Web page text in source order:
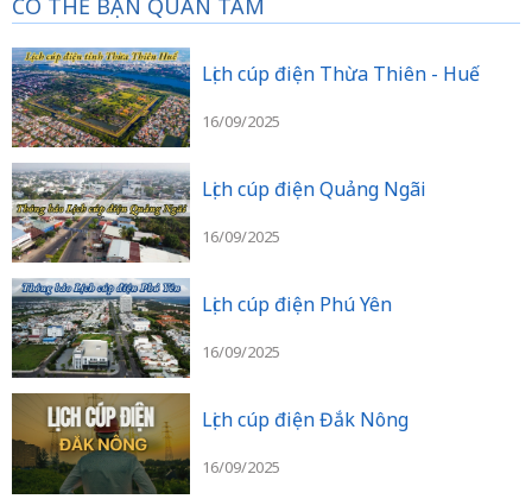
Lịch cúp điện Thừa Thiên - Huế
16/09/2025
Lịch cúp điện Quảng Ngãi
16/09/2025
Lịch cúp điện Phú Yên
16/09/2025
Lịch cúp điện Đắk Nông
16/09/2025